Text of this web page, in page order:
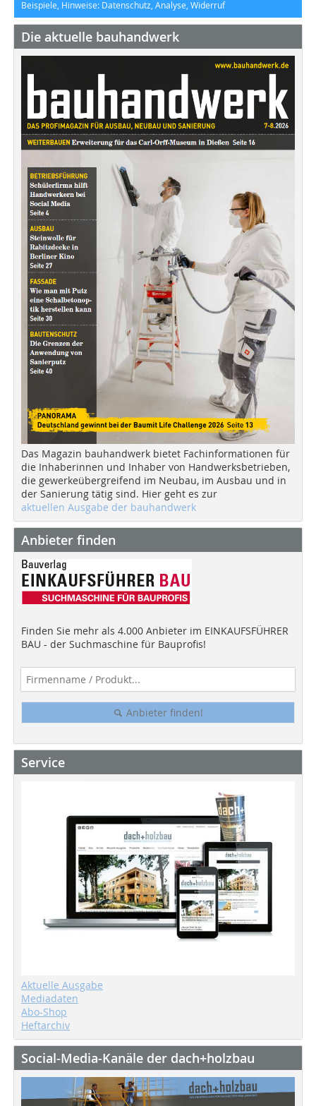
Beispiele, Hinweise: Datenschutz, Analyse, Widerruf
Die aktuelle bauhandwerk
Das Magazin bauhandwerk bietet Fachinformationen für
die Inhaberinnen und Inhaber von Handwerksbetrieben,
die gewerkeübergreifend im Neubau, im Ausbau und in
der Sanierung tätig sind. Hier geht es zur
aktuellen Ausgabe der bauhandwerk
Anbieter finden
Finden Sie mehr als 4.000 Anbieter im EINKAUFSFÜHRER
BAU - der Suchmaschine für Bauprofis!
Anbieter finden!
Service
Aktuelle Ausgabe
Mediadaten
Abo-Shop
Heftarchiv
Social-Media-Kanäle der dach+holzbau